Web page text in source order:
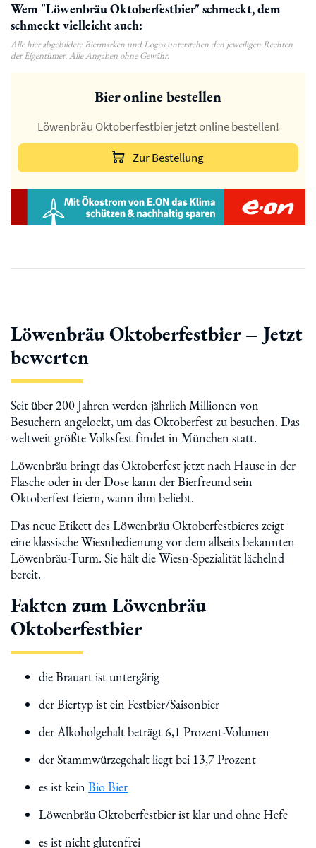
Wem "Löwenbräu Oktoberfestbier" schmeckt, dem
schmeckt vielleicht auch:
Alle hier abgebildete Biermarken und Logos unterstehen den jeweiligen Rechten
der Eigentümer. Alle Angaben ohne Gewähr.
Bier online bestellen
Löwenbräu Oktoberfestbier jetzt online bestellen!
Zur Bestellung
Löwenbräu Oktoberfestbier – Jetzt
bewerten
Seit über 200 Jahren werden jährlich Millionen von
Besuchern angelockt, um das Oktoberfest zu besuchen. Das
weltweit größte Volksfest findet in München statt.
Löwenbräu bringt das Oktoberfest jetzt nach Hause in der
Flasche oder in der Dose kann der Bierfreund sein
Oktoberfest feiern, wann ihm beliebt.
Das neue Etikett des Löwenbräu Oktoberfestbieres zeigt
eine klassische Wiesnbedienung vor dem allseits bekannten
Löwenbräu-Turm. Sie hält die Wiesn-Spezialität lächelnd
bereit.
Fakten zum Löwenbräu
Oktoberfestbier
die Brauart ist untergärig
der Biertyp ist ein Festbier/Saisonbier
der Alkoholgehalt beträgt 6,1 Prozent-Volumen
der Stammwürzegehalt liegt bei 13,7 Prozent
es ist kein Bio Bier
Löwenbräu Oktoberfestbier ist klar und ohne Hefe
es ist nicht glutenfrei